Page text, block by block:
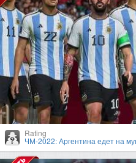
Rating
ЧМ-2022: Аргентина едет на